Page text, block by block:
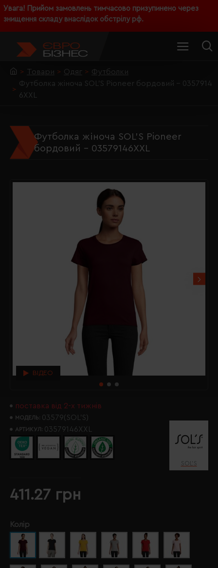
Увага! Прийом замовлень тимчасово призупинено через
знищення складу внаслідок обстрілу рф.
Товари Одяг
Футболки
Футболка жіноча SOL'S Pioneer бордовий - 0357914
6XXL
Футболка жіноча SOL'S Pioneer
бордовий - 03579146XXL
ВІДЕО
поставка від 2-х тижнів
МОДЕЛЬ: 03579(SOL’S)
АРТИКУЛ: 03579146XXL
SOL’S
411.27 грн
Колір